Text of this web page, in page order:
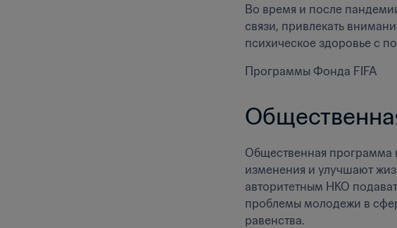
Во время и после
связи, привлекать
психическое здоровье с
Программы Фонда FIFA
Общественная программа
изменения и улучшают
авторитетным НКО
проблемы молодежи в
равенства.